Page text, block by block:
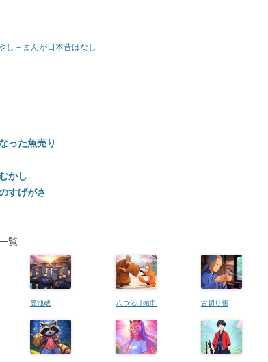
し – まんが日本昔ばなし
った魚売り
かし
すげがさ
覧
笠地蔵 八つ化け頭巾 舌切り雀